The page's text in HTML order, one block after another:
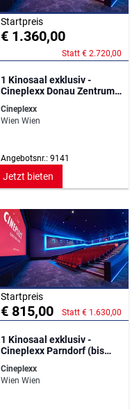
Startpreis
€ 1.360,00
Statt € 2.720,00
1 Kinosaal exklusiv -
Cineplexx Donau Zentrum
(bis 270 Personen)
Cineplexx
Wien Wien
Angebotsnr.: 9141
Jetzt bieten
Startpreis
€ 815,00 Statt € 1.630,00
1 Kinosaal exklusiv -
Cineplexx Parndorf (bis
152 Personen)
Cineplexx
Wien Wien